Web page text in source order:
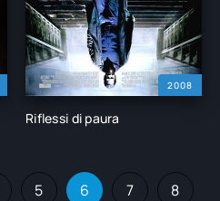
2008
Riflessi di paura
5 6 7 8